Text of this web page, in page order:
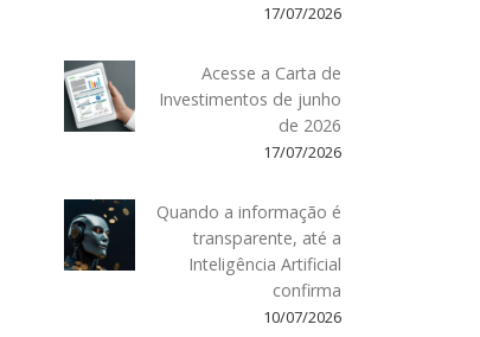
17/07/2026
Acesse a Carta de
Investimentos de junho
de 2026
17/07/2026
Quando a informação é
transparente, até a
Inteligência Artificial
confirma
10/07/2026